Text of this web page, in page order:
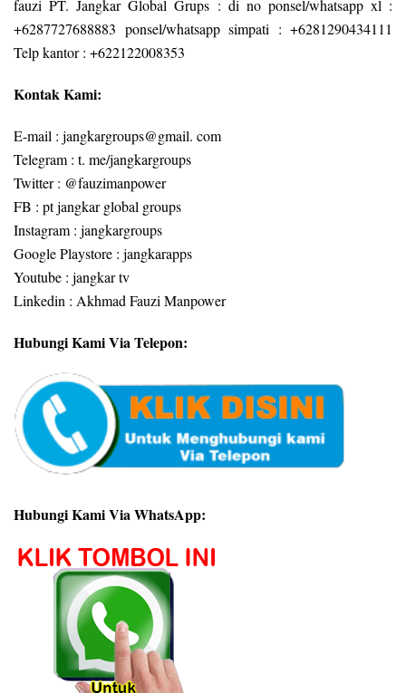
fauzi PT. Jangkar Global Grups : di no ponsel/whatsapp xl :
+6287727688883 ponsel/whatsapp simpati : +6281290434111
Telp kantor : +622122008353
Kontak Kami:
E-mail : jangkargroups@gmail. com
Telegram : t. me/jangkargroups
Twitter : @fauzimanpower
FB : pt jangkar global groups
Instagram : jangkargroups
Google Playstore : jangkarapps
Youtube : jangkar tv
Linkedin : Akhmad Fauzi Manpower
Hubungi Kami Via Telepon:
Hubungi Kami Via WhatsApp: